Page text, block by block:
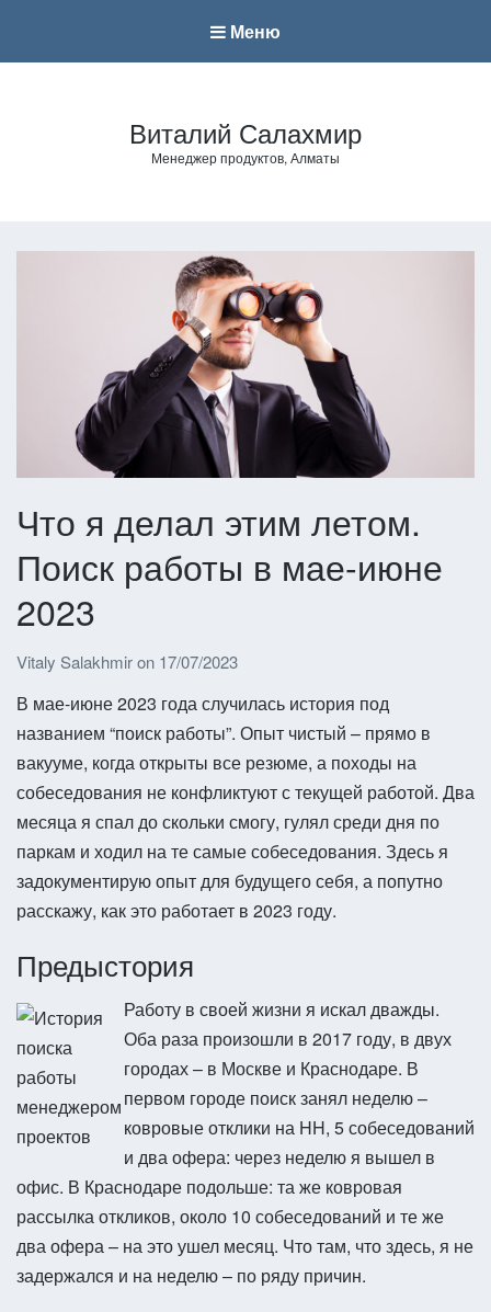
Меню
Виталий Салахмир
Менеджер продуктов, Алматы
Что я делал этим летом.
Поиск работы в мае-июне
2023
Vitaly Salakhmiron 17/07/2023
В мае-июне 2023 года случилась история под
названием “поиск работы”. Опыт чистый – прямо в
вакууме, когда открыты все резюме, а походы на
собеседования не конфликтуют с текущей работой. Два
месяца я спал до скольки смогу, гулял среди дня по
паркам и ходил на те самые собеседования. Здесь я
задокументирую опыт для будущего себя, а попутно
расскажу, как это работает в 2023 году.
Предыстория
Работу в своей жизни я искал дважды.
Оба раза произошли в 2017 году, в двух
городах – в Москве и Краснодаре. В
первом городе поиск занял неделю –
ковровые отклики на HH, 5 собеседований
и два офера: через неделю я вышел в
офис. В Краснодаре подольше: та же ковровая
рассылка откликов, около 10 собеседований и те же
два офера – на это ушел месяц. Что там, что здесь, я не
задержался и на неделю – по ряду причин.